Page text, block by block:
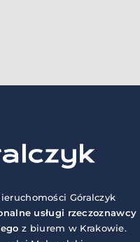
Góralczyk
usługi rzeczoznawcy
z biurem w Krakowie.